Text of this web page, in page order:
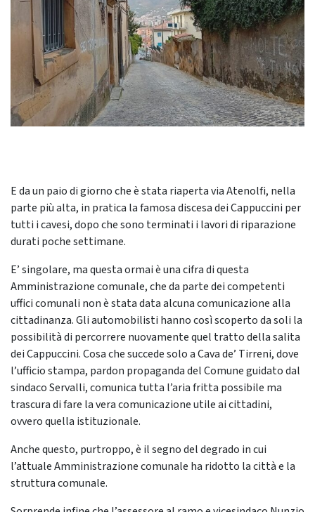
E da un paio di giorno che è stata riaperta via Atenolfi, nella
parte più alta, in pratica la famosa discesa dei Cappuccini per
tutti i cavesi, dopo che sono terminati i lavori di riparazione
durati poche settimane.
E’ singolare, ma questa ormai è una cifra di questa
Amministrazione comunale, che da parte dei competenti
uffici comunali non è stata data alcuna comunicazione alla
cittadinanza. Gli automobilisti hanno così scoperto da soli la
possibilità di percorrere nuovamente quel tratto della salita
dei Cappuccini. Cosa che succede solo a Cava de’ Tirreni, dove
l’ufficio stampa, pardon propaganda del Comune guidato dal
sindaco Servalli, comunica tutta l’aria fritta possibile ma
trascura di fare la vera comunicazione utile ai cittadini,
ovvero quella istituzionale.
Anche questo, purtroppo, è il segno del degrado in cui
l’attuale Amministrazione comunale ha ridotto la città e la
struttura comunale.